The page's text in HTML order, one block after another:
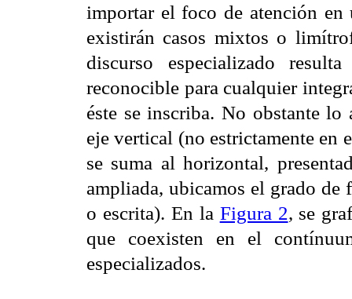
importar el foco de atención
existirán casos mixtos o
discurso especializado
reconocible para cualquier
éste se inscriba. No obstante
eje vertical (no estrictamente en
se suma al horizontal,
ampliada, ubicamos el grado
o escrita). En la Figura 2, se
que coexisten en el
especializados.